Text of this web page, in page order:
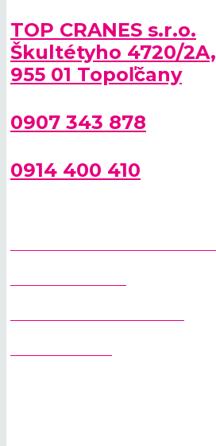
TOP CRANES s.r.o.
Škultétyho 4720/2A,
955 01 Topoľčany
0907 343 878
0914 400 410